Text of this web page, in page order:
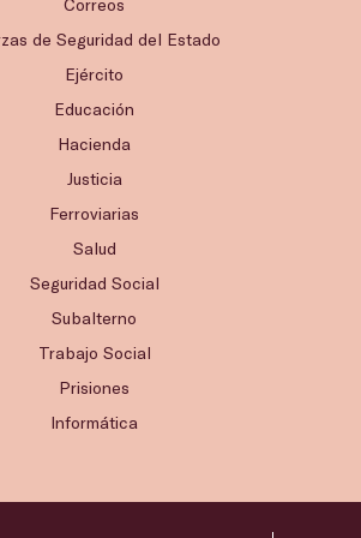
Correos
de Seguridad del Estado
Ejército
Educación
Hacienda
Justicia
Ferroviarias
Salud
Seguridad Social
Subalterno
Trabajo Social
Prisiones
Informática